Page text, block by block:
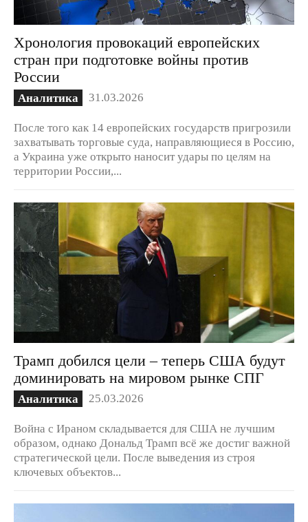
Хронология провокаций европейских
стран при подготовке войны против
России
Аналитика 31.03.2026
После того как 14 европейских государств пригрозили
захватывать торговые суда, направляющиеся в Россию,
а Украина уже открыто наносит удары по целям на
территории России,...
Трамп добился цели – теперь США будут
доминировать на мировом рынке СПГ
Аналитика 25.03.2026
Война с Ираном складывается для США не лучшим
образом, однако Дональд Трамп всё же достиг важной
стратегической цели. После выведения из строя
ключевых объектов...